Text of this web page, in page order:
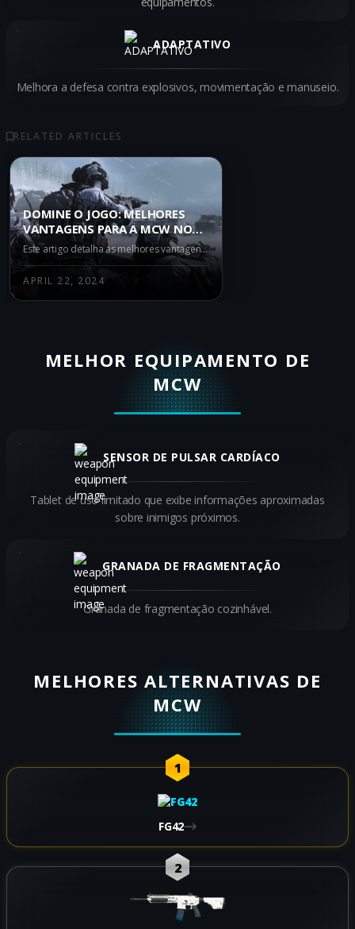
ADAPTATIVO
Melhora a defesa contra explosivos, movimentação e manuseio.
RELATED ARTICLES
DOMINE O JOGO: MELHORES
VANTAGENS PARA A MCW NO
WARZONE
Este artigo detalha as melhores vantagens para usar com a MCW no Warzone. Descubra como ACELERANDO, MÃOS LEVES, REGENERAÇÃO RÁPIDA e FANTASMA podem transformar seu jogo.
APRIL 22, 2024
MELHOR EQUIPAMENTO DE
MCW
SENSOR DE PULSAR CARDÍACO
Tablet de uso limitado que exibe informações aproximadas
sobre inimigos próximos.
GRANADA DE FRAGMENTAÇÃO
Granada de fragmentação cozinhável.
MELHORES ALTERNATIVAS DE
MCW
1
FG42
2